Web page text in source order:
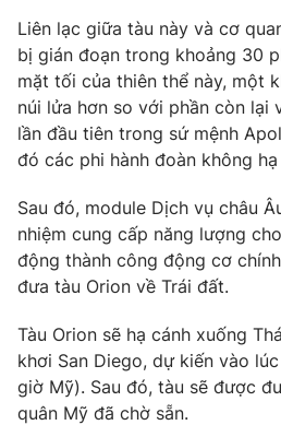
Góc doanh nghiệp
Truyền hình
Phim VTV
Hậu trường
Nhân vật
Khán giả
Giải sao mai
Giải trí
Điện ảnh
Sao
Đời sống
Du lịch
Làm đẹp
Chất lượng cuộc sống
Giáo dục
Tuyển sinh
Công nghệ
Hitech Công nghệ tương lai
Sản phẩm
Thị trường
Giao lưu trực tuyến
Lịch phát sóng
Liên lạc giữa tàu này và cơ
bị gián đoạn trong khoảng 30
mặt tối của thiên thể này, một
núi lửa hơn so với phần còn lại
lần đầu tiên trong sứ mệnh
đó các phi hành đoàn không
Sau đó, module Dịch vụ châu
nhiệm cung cấp năng lượng cho
động thành công động cơ
đưa tàu Orion về Trái đất.
Tàu Orion sẽ hạ cánh xuống
khơi San Diego, dự kiến vào
giờ Mỹ). Sau đó, tàu sẽ được
quân Mỹ đã chờ sẵn.